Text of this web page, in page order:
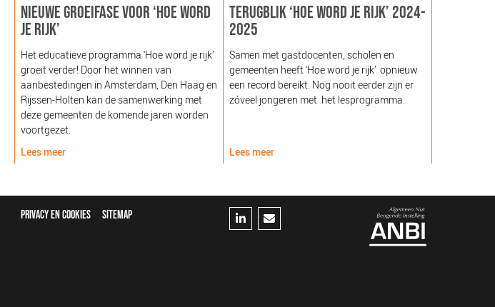
NIEUWE GROEIFASE VOOR ‘HOE WORD
JE RIJK’
Het educatieve programma ‘Hoe word je rijk’
groeit verder! Door het winnen van
aanbestedingen in Amsterdam, Den Haag en
Rijssen-Holten kan de samenwerking met
deze gemeenten de komende jaren worden
voortgezet.
Lees meer
TERUGBLIK ‘HOE WORD JE RIJK’ 2024-
2025
Samen met gastdocenten, scholen en
gemeenten heeft ‘Hoe word je rijk’ opnieuw
een record bereikt. Nog nooit eerder zijn er
zóveel jongeren met het lesprogramma.
Lees meer
FOOTER
PRIVACY EN COOKIES SITEMAP